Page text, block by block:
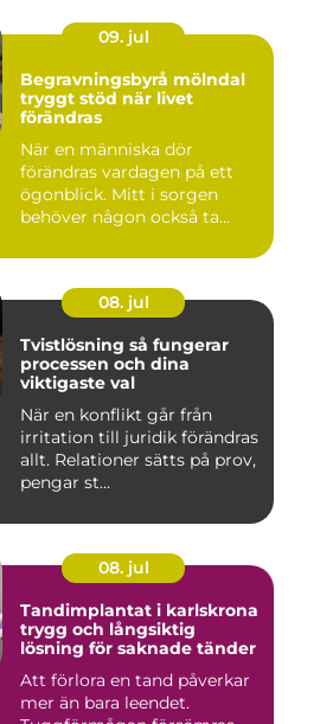
09. jul
Begravningsbyrå mölndal
tryggt stöd när livet
förändras
När en människa dör
förändras vardagen på ett
ögonblick. Mitt i sorgen
behöver någon också ta
08. jul
Tvistlösning så fungerar
processen och dina
viktigaste val
När en konflikt går från
irritation till juridik förändras
allt. Relationer sätts på prov,
pengar st...
08. jul
Tandimplantat i karlskrona
trygg och långsiktig
lösning för saknade tänder
Att förlora en tand påverkar
mer än bara leendet.